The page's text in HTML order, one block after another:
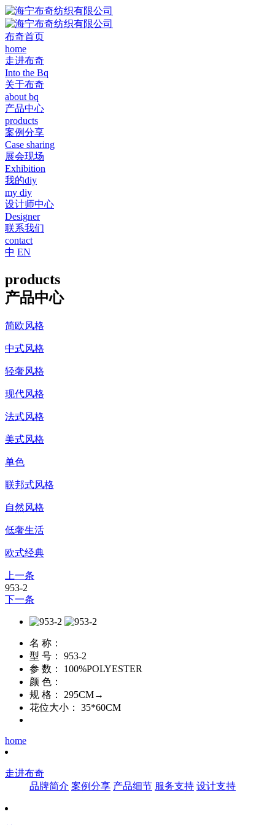
布奇首页
home
走进布奇
Into the Bq
关于布奇
about bq
产品中心
products
案例分享
Case sharing
展会现场
Exhibition
我的diy
my diy
设计师中心
Designer
联系我们
contact
中 EN
products
产品中心
简欧风格
中式风格
轻奢风格
现代风格
法式风格
美式风格
单色
联邦式风格
自然风格
低奢生活
欧式经典
上一条
953-2
下一条
名 称：
型 号：
953-2
参 数：
100%POLYESTER
颜 色：
规 格：
295CM→
花位大小：
35*60CM
home
走进布奇
品牌简介 案例分享 产品细节 服务支持 设计支持